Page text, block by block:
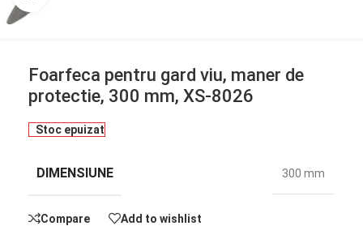
Foarfeca pentru gard viu, maner de
protectie, 300 mm, XS-8026
Stoc epuizat
DIMENSIUNE 300 mm
Compare Add to wishlist